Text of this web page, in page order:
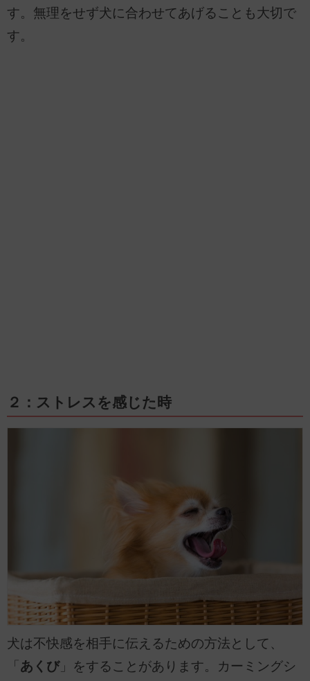
す。無理をせず犬に合わせてあげることも大切で
す。
２：ストレスを感じた時
犬は不快感を相手に伝えるための方法として、
「 あくび」をすることがあります。カーミングシ